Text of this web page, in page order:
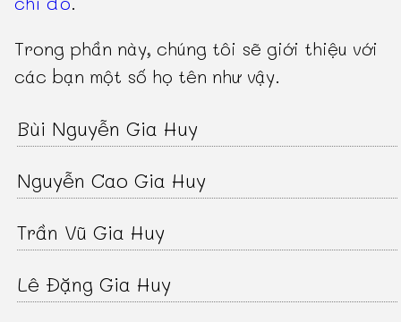
Trong phần này, chúng tôi sẽ giới thiệu với
các bạn một số họ tên như vậy.
Bùi Nguyễn Gia Huy
Nguyễn Cao Gia Huy
Trần Vũ Gia Huy
Lê Đặng Gia Huy